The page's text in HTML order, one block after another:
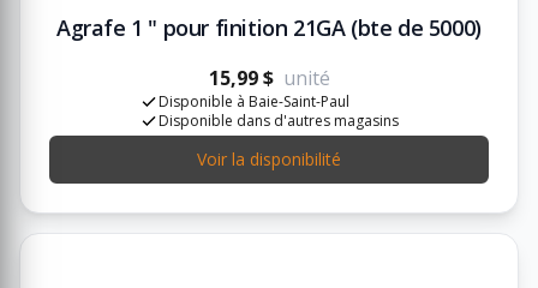
Agrafe 1 " pour finition 21GA (bte de 5000)
15,99 $ unité
Disponible à Baie-Saint-Paul
Disponible dans d'autres magasins
Voir la disponibilité